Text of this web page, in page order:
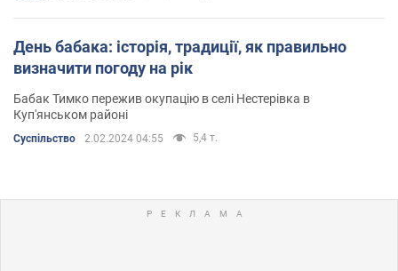
День бабака: історія, традиції, як правильно
визначити погоду на рік
Бабак Тимко пережив окупацію в селі Нестерівка в
Куп'янськом районі
Суспільство 2.02.2024 04:55 5,4 т.